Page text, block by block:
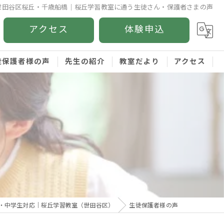
田谷区桜丘・千歳船橋｜桜丘学習教室に通う生徒さん・保護者さまの声
アクセス 体験申込
保護者様の声 先生の紹介 教室だより アクセス
学生対応｜桜丘学習教室（世田谷区） 生徒保護者様の声